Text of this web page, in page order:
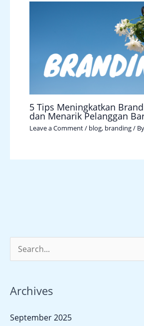
5 Tips Meningkatkan
dan Menarik Pelanggan
Leave a Comment/ blog, branding/ By
r
c
Archives
September 2025